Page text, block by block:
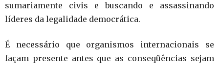
sumariamente civis e buscando e assassinando
líderes da legalidade democrática.
É necessário que organismos internacionais se
façam presente antes que as conseqüências sejam